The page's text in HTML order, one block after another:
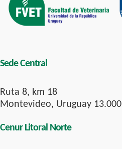
Sede Central
Ruta 8, km 18
Montevideo, Uruguay 13.000
Cenur Litoral Norte